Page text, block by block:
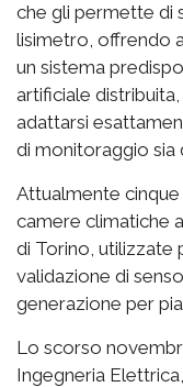
che gli permette di
lisimetro, offrendo
un sistema
artificiale
adattarsi
di monitoraggio sia
Attualmente
camere climatiche
di Torino, utilizzate
validazione di
generazione per
Lo scorso
Ingegneria